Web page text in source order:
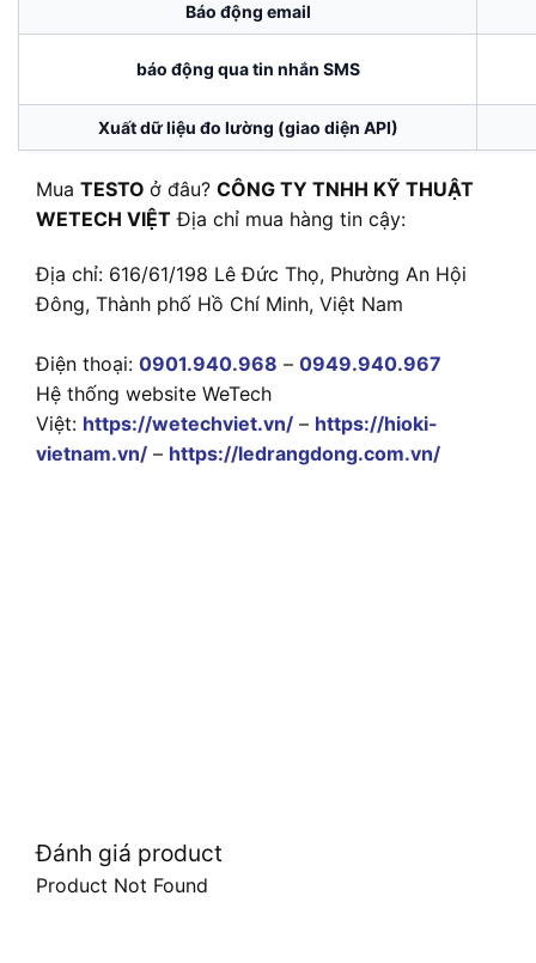
Báo động email
báo động qua tin nhắn SMS
Xuất dữ liệu đo lường (giao diện API)
Mua TESTO ở đâu? CÔNG TY TNHH KỸ THUẬT
WETECH VIỆT Địa chỉ mua hàng tin cậy:
Địa chỉ: 616/61/198 Lê Đức Thọ, Phường An Hội
Đông, Thành phố Hồ Chí Minh, Việt Nam
Điện thoại: 0901.940.968 – 0949.940.967
Hệ thống website WeTech
Việt: https://wetechviet.vn/ – https://hioki-
vietnam.vn/ – https://ledrangdong.com.vn/
Đánh giá product
Product Not Found